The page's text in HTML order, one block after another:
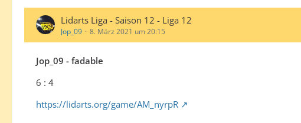
Lidarts Liga - Saison 12 - Liga 12
Jop_09 8. März 2021 um 20:15
Jop_09 - fadable
6 : 4
https://lidarts.org/game/AM_nyrpR